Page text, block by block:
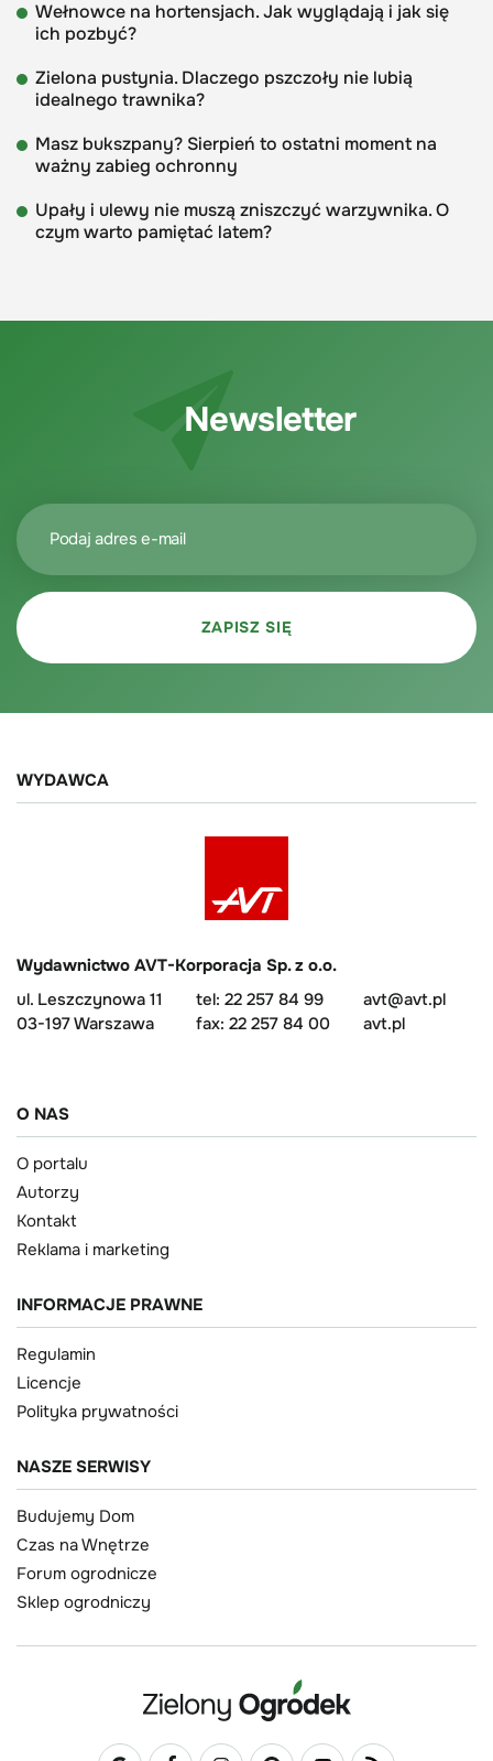
Wełnowce na hortensjach. Jak wyglądają i jak się
ich pozbyć?
Zielona pustynia. Dlaczego pszczoły nie lubią
idealnego trawnika?
Masz bukszpany? Sierpień to ostatni moment na
ważny zabieg ochronny
Upały i ulewy nie muszą zniszczyć warzywnika. O
czym warto pamiętać latem?
Newsletter
WYDAWCA
Wydawnictwo AVT-Korporacja Sp. z o.o.
ul. Leszczynowa 11
03-197 Warszawa
tel: 22 257 84 99
fax: 22 257 84 00
avt@avt.pl
avt.pl
O NAS
O portalu
Autorzy
Kontakt
Reklama i marketing
INFORMACJE PRAWNE
Regulamin
Licencje
Polityka prywatności
NASZE SERWISY
Budujemy Dom
Czas na Wnętrze
Forum ogrodnicze
Sklep ogrodniczy